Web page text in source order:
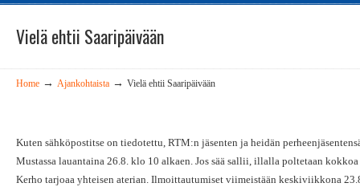
Vielä ehtii Saaripäivään
Home → Ajankohtaista → Vielä ehtii Saaripäivään
Kuten sähköpostitse on tiedotettu, RTM:n jäsenten ja heidän
Mustassa lauantaina 26.8. klo 10 alkaen. Jos sää sallii, illalla poltetaan kokkoa
Kerho tarjoaa yhteisen aterian. Ilmoittautumiset viimeistään keskiviikkona